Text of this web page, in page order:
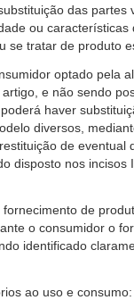
das partes
ou características
se tratar de produto
optado pela
e não sendo
haver
diversos,
de eventual
disposto nos incisos
de
o consumidor o
identificado
ao uso e consumo: